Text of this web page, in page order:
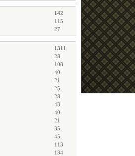
142
115
27
1311
28
108
40
21
25
28
43
40
21
35
45
113
134